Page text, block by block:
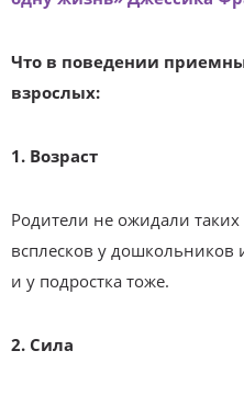
Что в поведении
взрослых:
1. Возраст
Родители не ожидали
всплесков у
и у подростка тоже.
2. Сила